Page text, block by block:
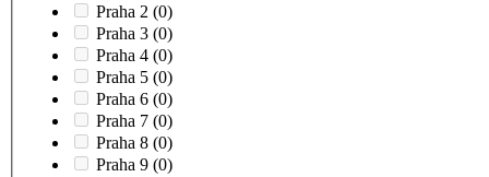
Praha 2 (0)
Praha 3 (0)
Praha 4 (0)
Praha 5 (0)
Praha 6 (0)
Praha 7 (0)
Praha 8 (0)
Praha 9 (0)